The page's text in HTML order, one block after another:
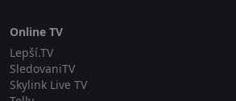
Online TV
Lepší.TV
SledovaniTV
Skylink Live TV